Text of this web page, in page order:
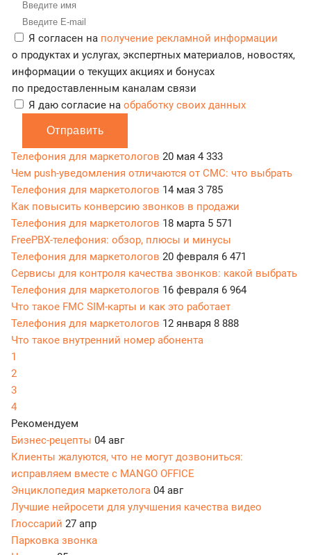
Я согласен на получение рекламной информации
о продуктах и услугах, экспертных материалов, новостях,
информации о текущих акциях и бонусах
по предоставленным каналам связи
Я даю согласие на обработку своих данных
Отправить
Телефония для маркетологов 20 мая 4 333
Чем push-уведомления отличаются от СМС: что выбрать
Телефония для маркетологов 14 мая 3 785
Как повысить конверсию звонков в продажи
Телефония для маркетологов 18 марта 5 571
FreePBX-телефония: обзор, плюсы и минусы
Телефония для маркетологов 20 февраля 6 471
Сервисы для контроля качества звонков: какой выбрать
Телефония для маркетологов 16 февраля 6 964
Что такое FMC SIM-карты и как это работает
Телефония для маркетологов 12 января 8 888
Что такое внутренний номер абонента
1
2
3
4
Рекомендуем
Бизнес-рецепты 04 авг
Клиенты жалуются, что не могут дозвониться:
исправляем вместе с MANGO OFFICE
Энциклопедия маркетолога 04 авг
Лучшие нейросети для улучшения качества видео
Глоссарий 27 апр
Парковка звонка